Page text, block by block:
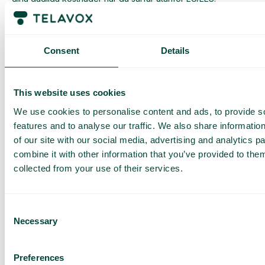
Consent Details
This website uses cookies
We use cookies to personalise content and ads, to provide
features and to analyse our traffic. We also share
of our site with our social media, advertising and analytics
combine it with other information that you’ve provided to
collected from your use of their services.
Selection
Necessary
Preferences
Den dagliga begränsningen har en viss mängd data till ett
undvika höga kostnader. Klicka på knappen nedan för att